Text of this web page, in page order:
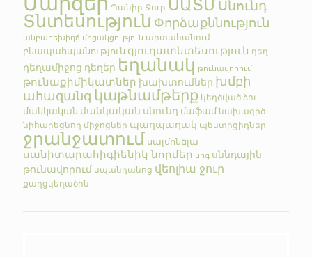
Պանիր Ջուր ՍԱՏՄՍնունդ
Տնտեսություն Փորձաքննություն
անբարեխիղճ մրցակցություն արտահանում
բնապահպանություն գյուղատնտեսություն դեղ
դեղամիջոց դեղեր եղանակ թունավորում
թունաքիմիկատներ խախտումներ խմբի
ահազանգկաթնամթերք կեղծված ձու
մանկական մանկական սնունդ մաֆամ նախագիծ
նիհարեցնող միջոցներ պաղպաղակ պեստիցիդներ
ջրանջատում սալմոնելա
սանիտարահիգիենիկ նորմեր սիգ սննդային
թունավորում սպանդանոց վեոլիա ջուր
քաղցկեղածին